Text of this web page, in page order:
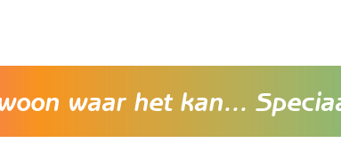
waar het kan...